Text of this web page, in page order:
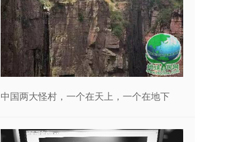
中国两大怪村，一个在天上，一个在地下